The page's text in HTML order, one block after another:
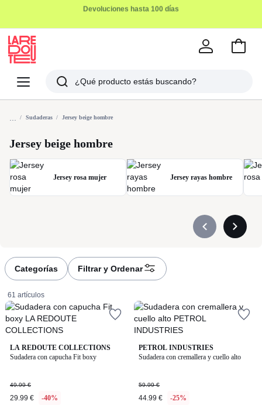
Menu
Redoute
Buscar
Últimos
artículos
vistos
Ir
Sudaderas Jersey beige hombre
Jersey beige hombre
Jersey rosa mujer Jersey rayas hombre
PrécédentSuivant
Categorías Filtrar y Ordenar
61 artículos
LA REDOUTE COLLECTIONS
Sudadera con capucha Fit boxy
€
en
49.99 €
29.99 € -40%
3
Colores
PETROL INDUSTRIES
Sudadera con cremallera y cuello alto
59.99 €
44.99 € -25%